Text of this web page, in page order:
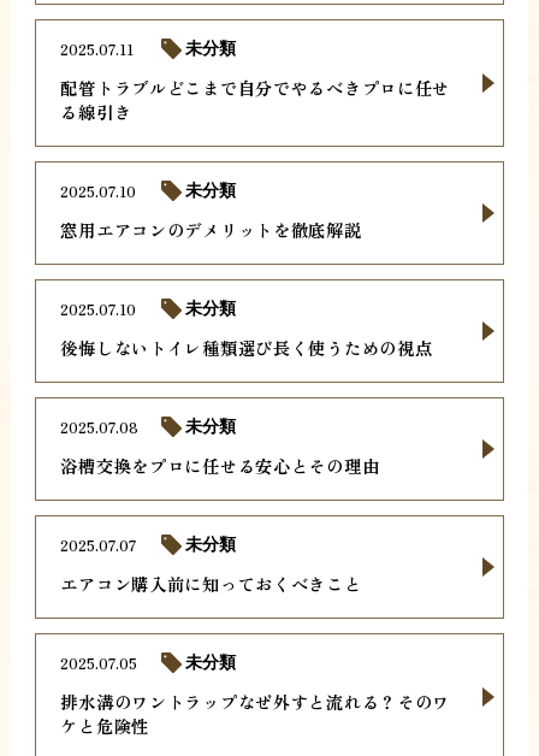
配管トラブルどこまで自分でやるべきプロに任せ
る線引き
2025.07.11 未分類
窓用エアコンのデメリットを徹底解説
2025.07.10 未分類
後悔しないトイレ種類選び長く使うための視点
2025.07.10 未分類
浴槽交換をプロに任せる安心とその理由
2025.07.08 未分類
エアコン購入前に知っておくべきこと
2025.07.07 未分類
排水溝のワントラップなぜ外すと流れる？そのワ
ケと危険性
2025.07.05 未分類